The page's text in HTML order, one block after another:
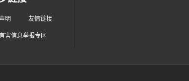
明 友情链接
害信息举报专区